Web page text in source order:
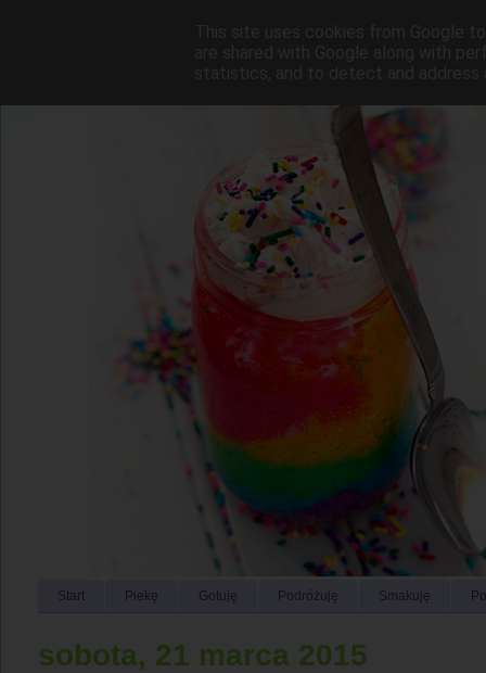
Start Piekę Gotuję Podróżuję Smakuję
sobota, 21 marca 2015